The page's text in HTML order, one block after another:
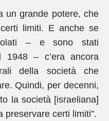
un grande potere, che
limiti. E anche se
– e sono stati
1948 – c’era ancora
della società che
Quindi, per decenni,
la società [israeliana]
preservare certi limiti”.